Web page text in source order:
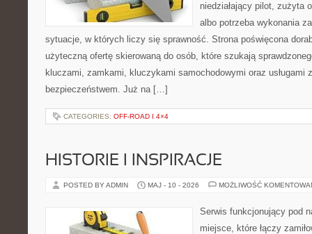
niedziałający pilot, zużyta
albo potrzeba wykonania
sytuacje, w których liczy się sprawność. Strona poświęcona
użyteczną ofertę skierowaną do osób, które szukają
kluczami, zamkami, kluczykami samochodowymi oraz usługami
bezpieczeństwem. Już na […]
CATEGORIES: OFF-ROAD I 4×4
HISTORIE I INSPIRACJE
POSTED BY ADMIN MAJ - 10 - 2026 MOŻLIWOŚĆ
Serwis funkcjonujący pod
miejsce, które łączy